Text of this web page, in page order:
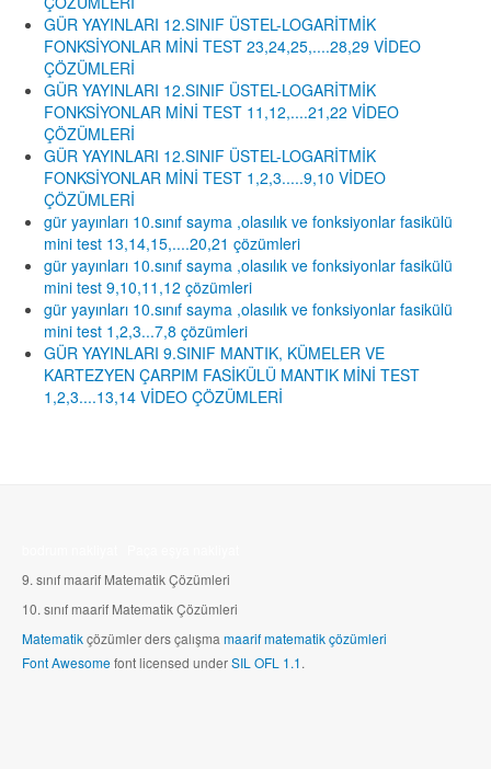
GÜR YAYINLARI 12.SINIF ÜSTEL-LOGARİTMİK
FONKSİYONLAR MİNİ TEST 23,24,25,....28,29 VİDEO
ÇÖZÜMLERİ
GÜR YAYINLARI 12.SINIF ÜSTEL-LOGARİTMİK
FONKSİYONLAR MİNİ TEST 11,12,....21,22 VİDEO
ÇÖZÜMLERİ
GÜR YAYINLARI 12.SINIF ÜSTEL-LOGARİTMİK
FONKSİYONLAR MİNİ TEST 1,2,3.....9,10 VİDEO
ÇÖZÜMLERİ
gür yayınları 10.sınıf sayma ,olasılık ve fonksiyonlar fasikülü
mini test 13,14,15,....20,21 çözümleri
gür yayınları 10.sınıf sayma ,olasılık ve fonksiyonlar fasikülü
mini test 9,10,11,12 çözümleri
gür yayınları 10.sınıf sayma ,olasılık ve fonksiyonlar fasikülü
mini test 1,2,3...7,8 çözümleri
GÜR YAYINLARI 9.SINIF MANTIK, KÜMELER VE
KARTEZYEN ÇARPIM FASİKÜLÜ MANTIK MİNİ TEST
1,2,3....13,14 VİDEO ÇÖZÜMLERİ
9. sınıf maarif Matematik Çözümleri
10. sınıf maarif Matematik Çözümleri
Matematikçözümler ders çalışma maarif matematik çözümleri
Font Awesomefont licensed underSIL OFL 1.1.